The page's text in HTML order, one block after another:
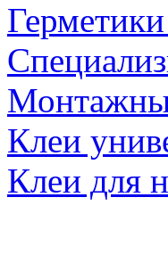
Клеи
Клеи для